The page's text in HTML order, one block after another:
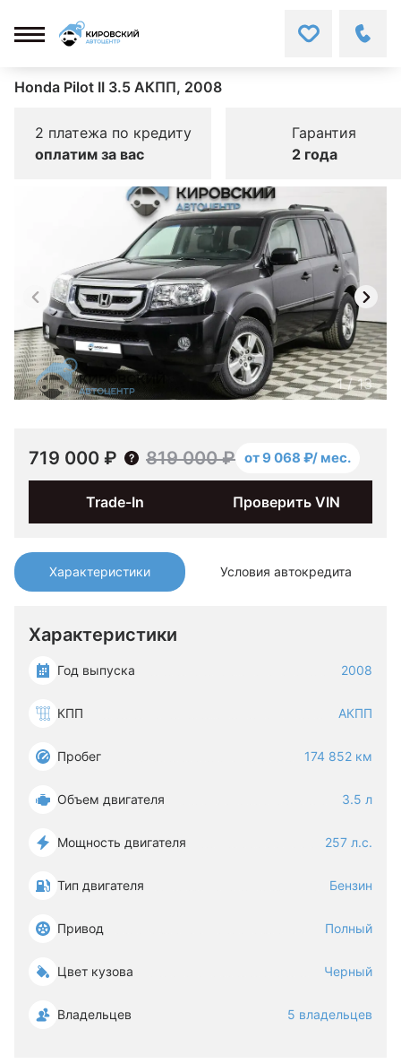
Honda Pilot II 3.5 АКПП, 2008
2 платежа по кредиту
оплатим за вас
Гарантия
2 года
Характеристики Условия автокредита
Характеристики
Год выпуска 2008
КПП АКПП
Пробег 174 852 км
Объем двигателя 3.5 л
Мощность двигателя 257 л.с.
Тип двигателя Бензин
Привод Полный
Цвет кузова Черный
Владельцев 5 владельцев
1/13
719 000 ₽ 819 000 ₽ от 9 068 ₽/ мес.
Trade-In Проверить VIN